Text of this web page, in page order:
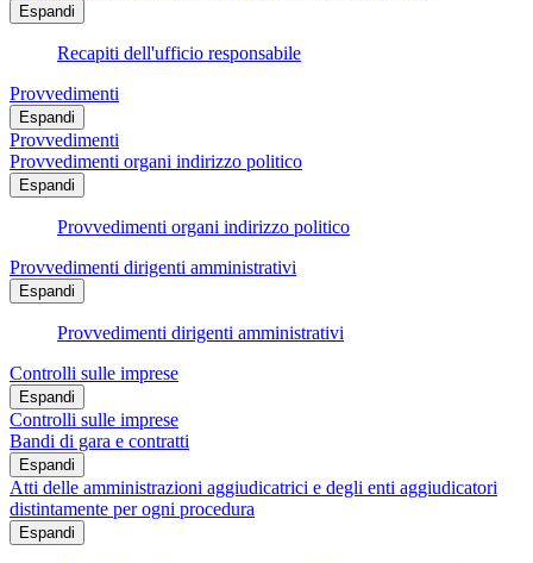
Espandi
Recapiti dell'ufficio responsabile
Provvedimenti
Espandi
Provvedimenti
Provvedimenti organi indirizzo politico
Espandi
Provvedimenti organi indirizzo politico
Provvedimenti dirigenti amministrativi
Espandi
Provvedimenti dirigenti amministrativi
Controlli sulle imprese
Espandi
Controlli sulle imprese
Bandi di gara e contratti
Espandi
Atti delle amministrazioni aggiudicatrici e degli enti aggiudicatori
distintamente per ogni procedura
Espandi